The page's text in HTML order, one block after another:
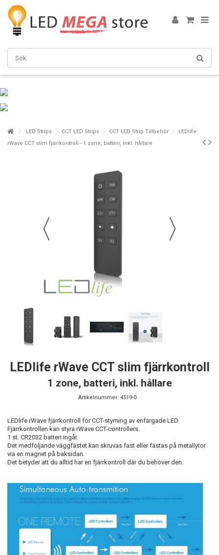
LED Strips CCT LED Strips CCT LED Strip Tillbehör
LEDlife
rWave CCT slim fjärrkontroll - 1 zone, batteri, inkl. hållare
LEDlife rWave CCT slim fjärrkontroll
1 zone, batteri, inkl. hållare
Artikelnummer: 4519-0
LEDlife rWave fjärrkontroll för CCT-styrning av enfärgade LED.
Fjärrkontrollen kan styra rWave CCT-controllers.
1 st. CR2032 batteri ingår.
Det medföljande väggfästet kan skruvas fast eller fästas på metallytor
via en magnet på baksidan.
Det betyder att du alltid har en fjärrkontroll där du behöver den.